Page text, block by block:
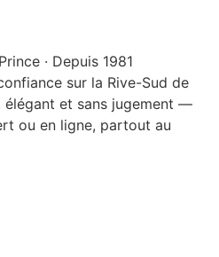
· Depuis 1981
sur la Rive-Sud de
élégant et sans jugement —
ou en ligne, partout au